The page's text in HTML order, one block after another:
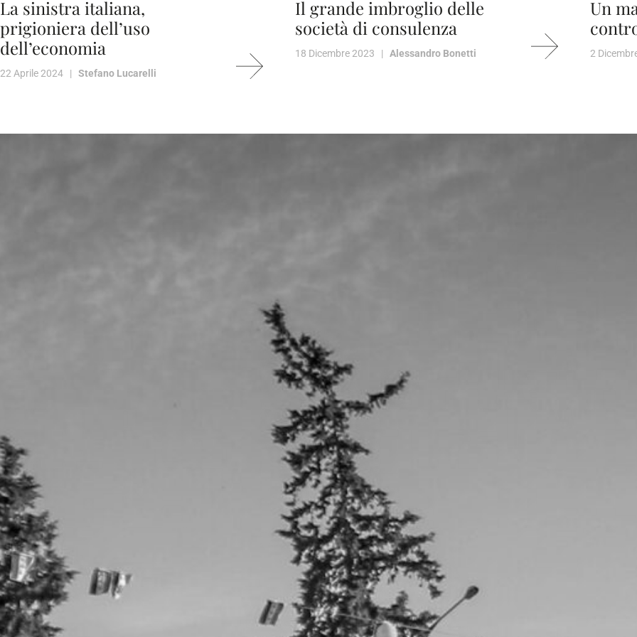
La sinistra italiana,
prigioniera dell’uso
dell’economia
22 Aprile 2024 | Stefano Lucarelli
Il grande imbroglio delle
società di consulenza
18 Dicembre 2023 | Alessandro Bonetti
Un
2